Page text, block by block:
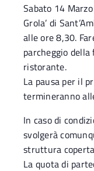
Sabato 14
Grola’ di
alle ore 8,30.
parcheggio
ristorante.
La pausa per il
termineranno
In caso di
svolgerà
struttura
La quota di